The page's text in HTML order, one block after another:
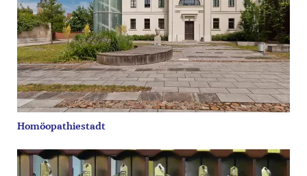
Homöopathiestadt